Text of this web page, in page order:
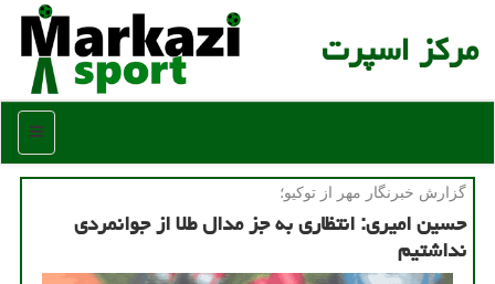
مركز اسپرت
منو
گزارش خبرنگار مهر از توكیو؛
حسین امیری: انتظاری به جز مدال طلا از جوانمردی
نداشتیم